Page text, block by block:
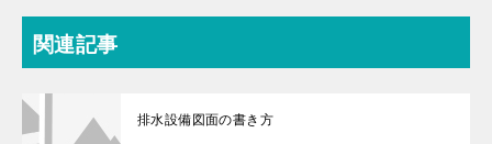
関連記事
排水設備図面の書き方